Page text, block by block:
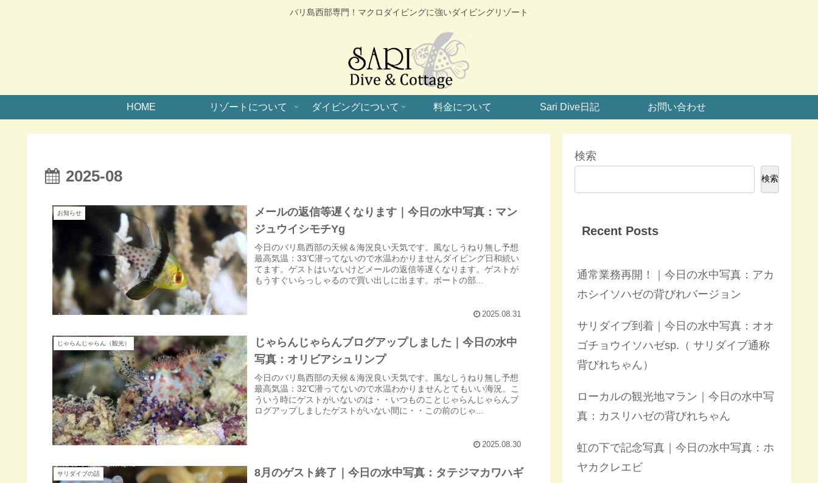
バリ島西部専門！マクロダイビングに強いダイビングリゾート
HOME リゾートについて ダイビングについて 料金について Sari Dive日記 お問い合わせ
2025-08
お知らせ
メールの返信等遅くなります｜今日の水中写真：マン
ジュウイシモチYg
今日のバリ島西部の天候＆海況良い天気です。風なしうねり無し予想
最高気温：33℃潜ってないので水温わかりませんダイビング日和続い
てます。ゲストはいないけどメールの返信等遅くなります。ゲストが
もうすぐいらっしゃるので買い出しに出ます。ボートの部...
2025.08.31
じゃらんじゃらん（観光）
じゃらんじゃらんブログアップしました｜今日の水中
写真：オリビアシュリンプ
今日のバリ島西部の天候＆海況良い天気です。風なしうねり無し予想
最高気温：32℃潜ってないので水温わかりませんとてもいい海況。こ
ういう時にゲストがいないのは・・いつものことじゃらんじゃらんブ
ログアップしましたゲストがいない間に・・この前のじゃ...
2025.08.30
サリダイブの話
8月のゲスト終了｜今日の水中写真：タテジマカワハギ
検索
検索
Recent Posts
通常業務再開！｜今日の水中写真：アカ
ホシイソハゼの背びれバージョン
サリダイブ到着｜今日の水中写真：オオ
ゴチョウイソハゼsp.（ サリダイブ通称
背びれちゃん）
ローカルの観光地マラン｜今日の水中写
真：カスリハゼの背びれちゃん
虹の下で記念写真｜今日の水中写真：ホ
ヤカクレエビ